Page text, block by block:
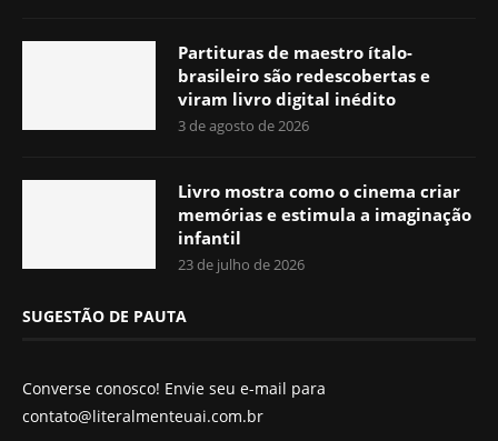
Partituras de maestro ítalo-
brasileiro são redescobertas e
viram livro digital inédito
3 de agosto de 2026
Livro mostra como o cinema criar
memórias e estimula a imaginação
infantil
23 de julho de 2026
SUGESTÃO DE PAUTA
Converse conosco! Envie seu e-mail para
contato@literalmenteuai.com.br